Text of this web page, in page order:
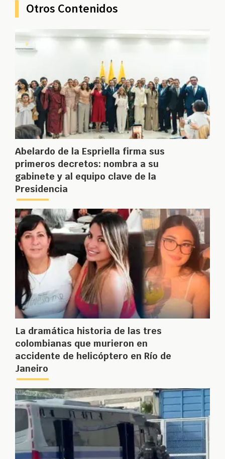
Otros Contenidos
Abelardo de la Espriella firma sus
primeros decretos: nombra a su
gabinete y al equipo clave de la
Presidencia
La dramática historia de las tres
colombianas que murieron en
accidente de helicóptero en Río de
Janeiro